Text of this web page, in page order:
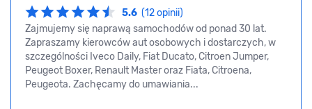
5.6 (12 opinii)
Zajmujemy się naprawą samochodów od ponad 30 lat.
Zapraszamy kierowców aut osobowych i dostarczych, w
szczególności Iveco Daily, Fiat Ducato, Citroen Jumper,
Peugeot Boxer, Renault Master oraz Fiata, Citroena,
Peugeota. Zachęcamy do umawiania...